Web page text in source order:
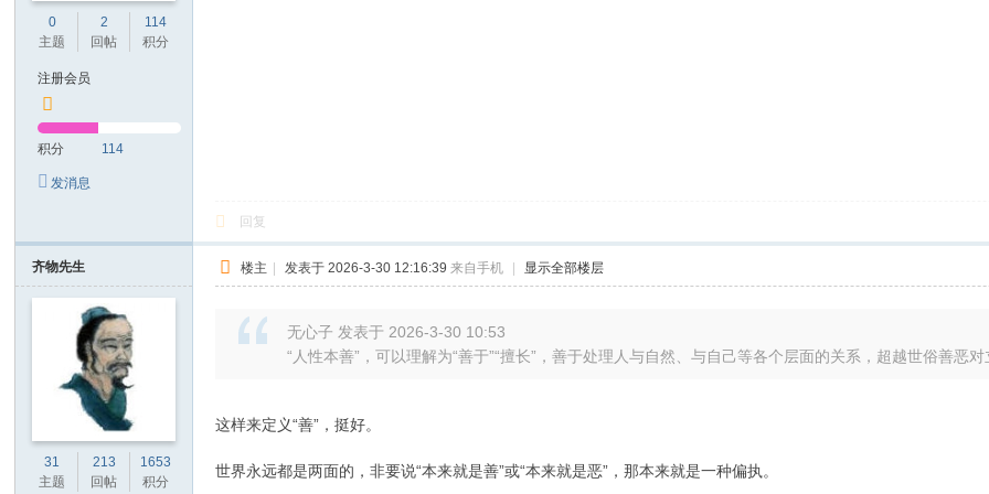
0
主题
2
回帖
114
积分
注册会员
积分 114
发消息
回复
齐物先生
31
主题
213
回帖
1653
积分
楼主 | 发表于 2026-3-30 12:16:39 来自手机 | 显示全部楼层
无心子 发表于 2026-3-30 10:53
“人性本善”，可以理解为“善于”“擅长”，善于处理人与自然、与自己等各个层面的关系，超越世俗善恶对
这样来定义“善”，挺好。
世界永远都是两面的，非要说“本来就是善”或“本来就是恶”，那本来就是一种偏执。